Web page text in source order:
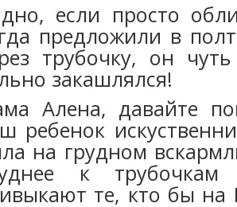
если просто
предложили в
трубочку, он
закашлялся!
Алена, давайте
ребенок
на грудном
к
те, кто бы на